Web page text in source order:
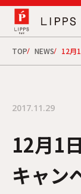
TOP NEWS 12月
2017.11.29
12月1
キャン